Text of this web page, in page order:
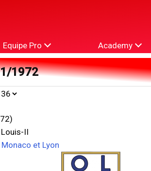
Equipe Pro Academy
1972
II
et Lyon